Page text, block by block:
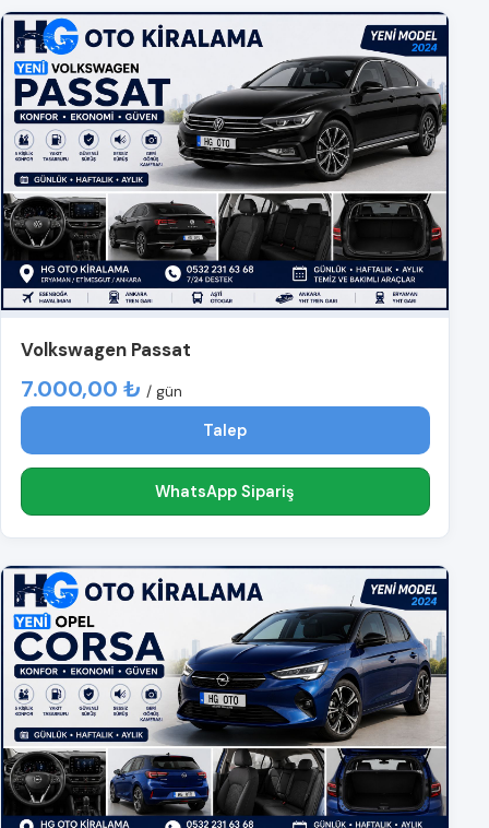
Volkswagen Passat
7.000,00 ₺ / gün
Talep
WhatsApp Sipariş